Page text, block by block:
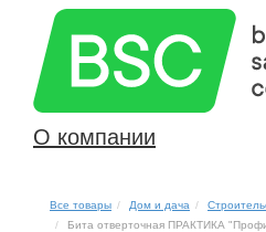
О компании
Все товары Дом и дача
Бита отверточная ПРАКТИКА